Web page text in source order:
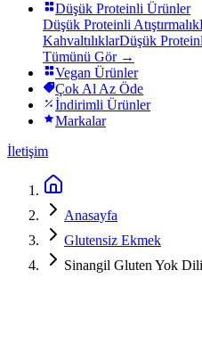
Düşük Proteinli Ürünler
Düşük Proteinli Atıştırmalık
KahvaltılıklarDüşük
Tümünü Gör →
Vegan Ürünler
Çok Al Az Öde
İndirimli Ürünler
Markalar
İletişim
Anasayfa
Glutensiz Ekmek
Sinangil Gluten Yok